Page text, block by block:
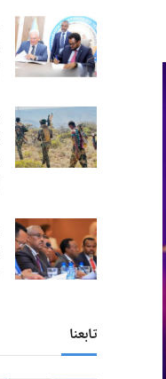
تابعنا